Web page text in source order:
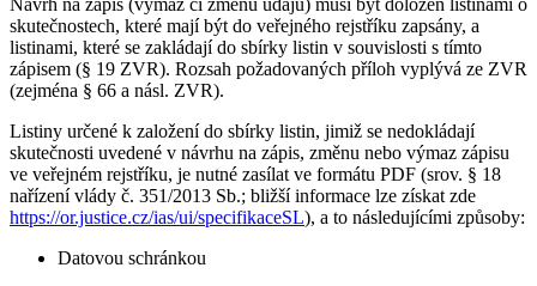
Návrh na zápis (výmaz či změnu údajů) musí být doložen listinami o
skutečnostech, které mají být do veřejného rejstříku zapsány, a
listinami, které se zakládají do sbírky listin v souvislosti s tímto
zápisem (§ 19 ZVR). Rozsah požadovaných příloh vyplývá ze ZVR
(zejména § 66 a násl. ZVR).
Listiny určené k založení do sbírky listin, jimiž se nedokládají
skutečnosti uvedené v návrhu na zápis, změnu nebo výmaz zápisu
ve veřejném rejstříku, je nutné zasílat ve formátu PDF (srov. § 18
nařízení vlády č. 351/2013 Sb.; bližší informace lze získat zde
https://or.justice.cz/ias/ui/specifikaceSL), a to následujícími způsoby:
Datovou schránkou